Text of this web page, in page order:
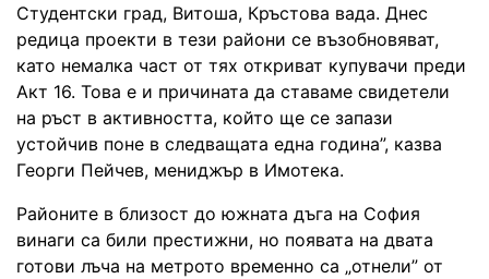
Студентски град, Витоша, Кръстова вада. Днес
редица проекти в тези райони се възобновяват,
като немалка част от тях откриват купувачи преди
Акт 16. Това е и причината да ставаме свидетели
на ръст в активността, който ще се запази
устойчив поне в следващата една година”, казва
Георги Пейчев, мениджър в Имотека.
Районите в близост до южната дъга на София
винаги са били престижни, но появата на двата
готови лъча на метрото временно са „отнели” от